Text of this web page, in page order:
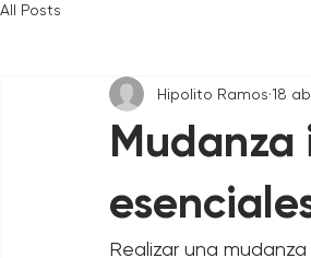
Mudanza